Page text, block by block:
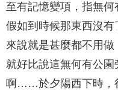
至有記憶變項，指無何
假如到時候那東西沒
來說就是甚麼都不用做
就好比說這無何有公
啊……於夕陽西下時，